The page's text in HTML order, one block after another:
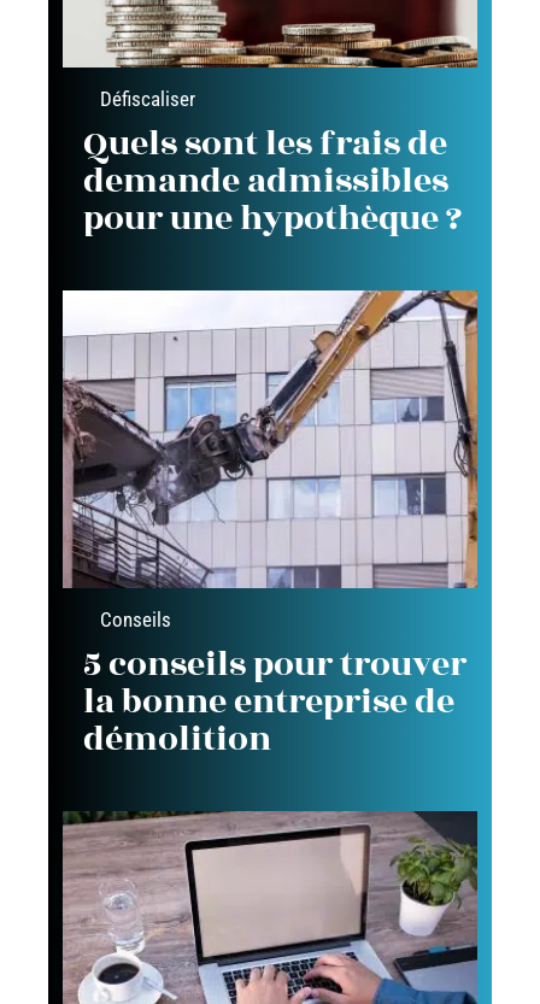
Défiscaliser
Quels sont les frais de
demande admissibles
pour une hypothèque ?
Conseils
5 conseils pour trouver
la bonne entreprise de
démolition